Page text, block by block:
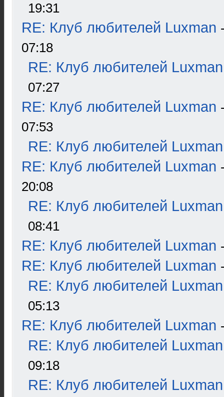
19:31
RE: Клуб любителей Luxman
07:18
RE: Клуб любителей Luxman
07:27
RE: Клуб любителей Luxman
07:53
RE: Клуб любителей Luxman
RE: Клуб любителей Luxman
20:08
RE: Клуб любителей Luxman
08:41
RE: Клуб любителей Luxman
RE: Клуб любителей Luxman
RE: Клуб любителей Luxman
05:13
RE: Клуб любителей Luxman
RE: Клуб любителей Luxman
09:18
RE: Клуб любителей Luxman